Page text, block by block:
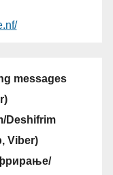
messages
Deshifrim
Viber)